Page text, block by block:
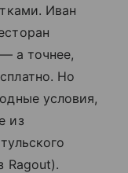
Иван
а точнее,
Но
условия,
из
Ragout).